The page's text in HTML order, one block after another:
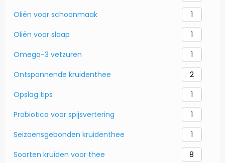
Oliën voor schoonmaak 1
Oliën voor slaap 1
Omega-3 vetzuren 1
Ontspannende kruidenthee 2
Opslag tips 1
Probiotica voor spijsvertering 1
Seizoensgebonden kruidenthee 1
Soorten kruiden voor thee 8